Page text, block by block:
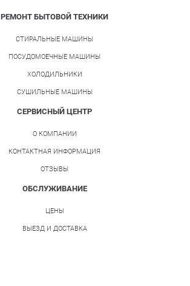
РЕМОНТ БЫТОВОЙ ТЕХНИКИ
СТИРАЛЬНЫЕ МАШИНЫ
ПОСУДОМОЕЧНЫЕ МАШИНЫ
ХОЛОДИЛЬНИКИ
СУШИЛЬНЫЕ МАШИНЫ
СЕРВИСНЫЙ ЦЕНТР
О КОМПАНИИ
КОНТАКТНАЯ ИНФОРМАЦИЯ
ОТЗЫВЫ
ОБСЛУЖИВАНИЕ
ЦЕНЫ
ВЫЕЗД И ДОСТАВКА